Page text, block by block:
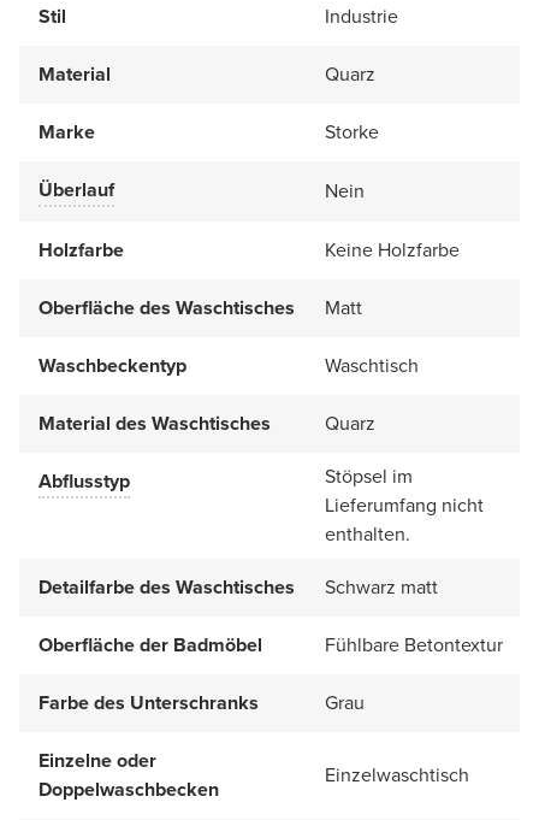
Stil
Industrie
Material Quarz
Marke Storke
Überlauf Nein
Holzfarbe Keine Holzfarbe
Oberfläche des Waschtisches Matt
Waschbeckentyp Waschtisch
Material des Waschtisches Quarz
Abflusstyp
Stöpsel im
Lieferumfang nicht
enthalten.
Detailfarbe des Waschtisches
Schwarz matt
Oberfläche der Badmöbel Fühlbare Betontextur
Farbe des Unterschranks Grau
Einzelne oder
Doppelwaschbecken
Einzelwaschtisch